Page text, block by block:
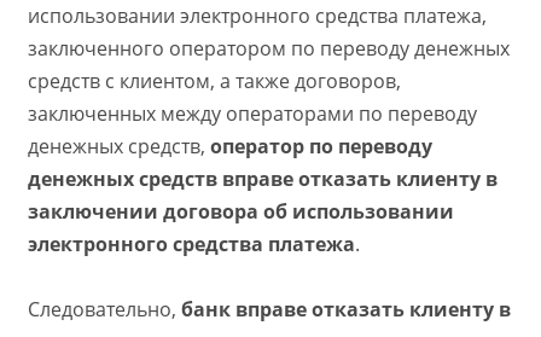
использовании электронного средства платежа,
заключенного оператором по переводу денежных
средств с клиентом, а также договоров,
заключенных между операторами по переводу
денежных средств, оператор по переводу
денежных средств вправе отказать клиенту в
заключении договора об использовании
электронного средства платежа.
Следовательно, банк вправе отказать клиенту в